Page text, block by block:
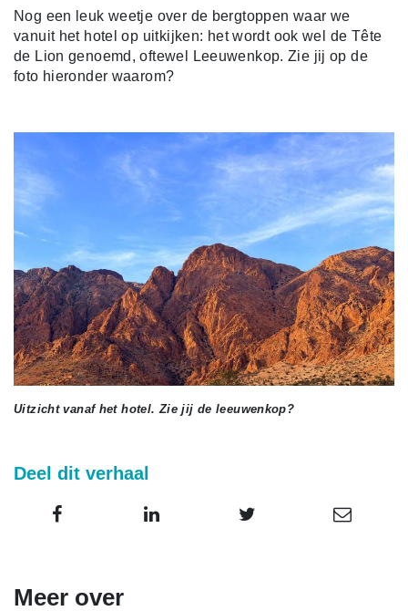
Nog een leuk weetje over de bergtoppen waar we
vanuit het hotel op uitkijken: het wordt ook wel de Tête
de Lion genoemd, oftewel Leeuwenkop. Zie jij op de
foto hieronder waarom?
Uitzicht vanaf het hotel. Zie jij de leeuwenkop?
Deel dit verhaal
Meer over